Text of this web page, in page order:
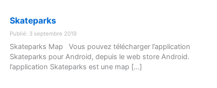
Skateparks
Publié: 3 septembre 2019
Skateparks Map Vous pouvez télécharger l’application
Skateparks pour Android, depuis le web store Android.
l’application Skateparks est une map […]